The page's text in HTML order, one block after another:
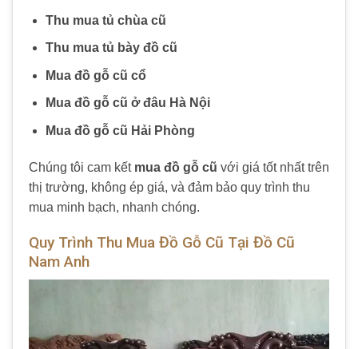
Thu mua tủ chùa cũ
Thu mua tủ bày đồ cũ
Mua đồ gỗ cũ cổ
Mua đồ gỗ cũ ở đâu Hà Nội
Mua đồ gỗ cũ Hải Phòng
Chúng tôi cam kết mua đồ gỗ cũ với giá tốt nhất trên
thị trường, không ép giá, và đảm bảo quy trình thu
mua minh bạch, nhanh chóng.
Quy Trình Thu Mua Đồ Gỗ Cũ Tại Đồ Cũ
Nam Anh